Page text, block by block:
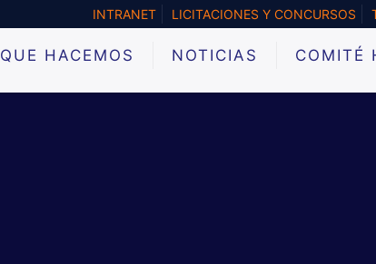
INTRANET LICITACIONES Y CONCURSOS
QUE HACEMOS NOTICIAS COMITÉ